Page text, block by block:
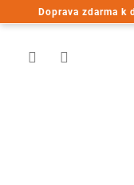
Doprava zdarma k
na